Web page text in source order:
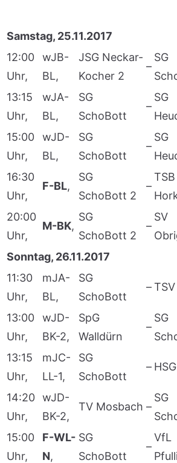
Samstag, 25.11.2017
12:00
Uhr,
wJB-
BL,
JSG Neckar-
Kocher 2
–
SG
13:15
Uhr,
wJA-
BL,
SG
SchoBott
–
SG
15:00
Uhr,
wJD-
BL,
SG
SchoBott
–
SG
16:30
Uhr,
F-BL,
SG
SchoBott 2
–
TSB
20:00
Uhr,
M-BK,
SG
SchoBott 2
–
SV
Sonntag, 26.11.2017
11:30
Uhr,
mJA-
BL,
SG
SchoBott
–
13:00
Uhr,
wJD-
BK-2,
SpG
Walldürn
–
SG
13:15
Uhr,
mJC-
LL-1,
SG
SchoBott
–
14:20
Uhr,
wJD-
BK-2,
TV Mosbach –
SG
15:00
Uhr,
F-WL-
N,
SG
SchoBott
–
VfL